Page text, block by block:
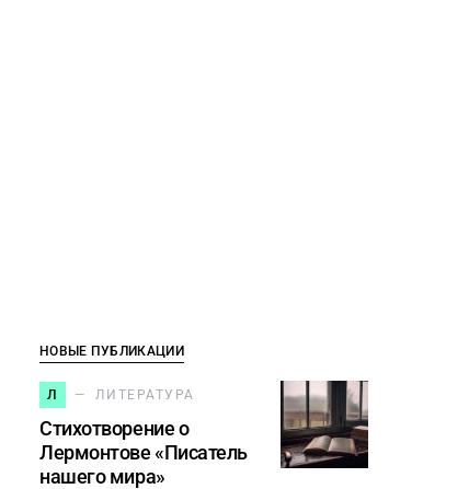
НОВЫЕ ПУБЛИКАЦИИ
Л ЛИТЕРАТУРА
Стихотворение о
Лермонтове «Писатель
нашего мира»